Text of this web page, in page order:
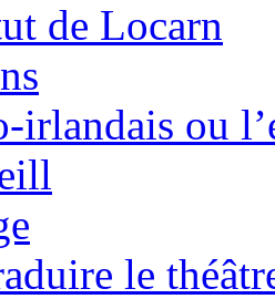
de Locarn
irlandais ou
le